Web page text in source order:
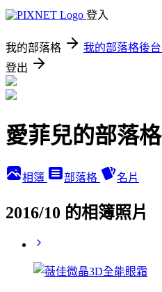
登入
我的部落格 我的部落格後台
登出
愛菲兒的部落格
相簿 部落格 名片
2016/10 的相簿照片